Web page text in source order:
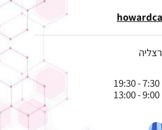
7:30 - 19:30
9:00 - 13:00